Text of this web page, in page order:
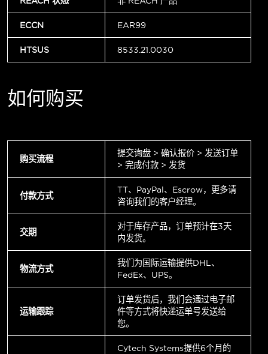
ECCN EAR99
HTSUS 8533.21.0030
如何购买
购买流程
提交询盘 > 确认报价 > 发送订单
> 完成付款 > 发货
付款方式
TT、PayPal、Escrow，更多请
咨询我们的客户经理。
交期
对于库存产品，订单预计在3天
内发货。
物流方式
我们为国际运输提供DHL、
FedEx、UPS。
运输跟踪
订单发货后，我们会通过电子邮
件等方式将快递运单号发送给
您。
Cytech Systems提供6个月的